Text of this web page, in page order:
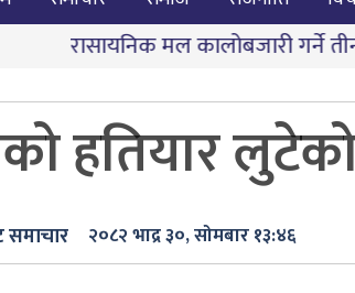
मल कालोबजारी गर्ने तीन जना पक्राउ|
हतियार
समाचार २०८२ भाद्र ३०, सोमबार १३:४६